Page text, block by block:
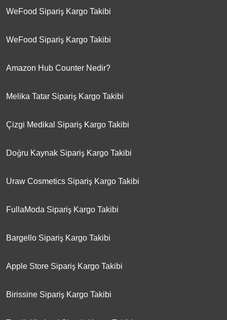
WeFood Sipariş Kargo Takibi
WeFood Sipariş Kargo Takibi
Amazon Hub Counter Nedir?
Melika Tatar Sipariş Kargo Takibi
Çizgi Medikal Sipariş Kargo Takibi
Doğru Kaynak Sipariş Kargo Takibi
Uraw Cosmetics Sipariş Kargo Takibi
FullaModa Sipariş Kargo Takibi
Bargello Sipariş Kargo Takibi
Apple Store Sipariş Kargo Takibi
Birissine Sipariş Kargo Takibi